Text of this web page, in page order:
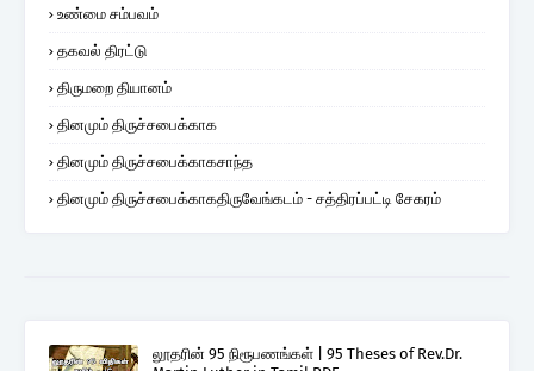
உண்மை சம்பவம்
தகவல் திரட்டு
திருமறை தியானம்
தினமும் திருச்சபைக்காக
தினமும் திருச்சபைக்காகசாந்த
தினமும் திருச்சபைக்காகதிருவேங்கடம் - சத்திரப்பட்டி சேகரம்
லூதரின் 95 நிரூபணங்கள் | 95 Theses of Rev.Dr.